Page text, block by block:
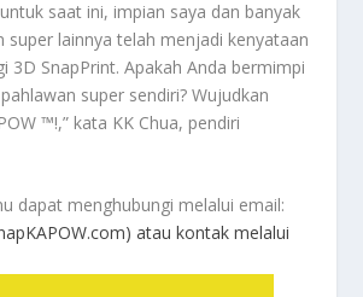
saat ini, impian saya dan banyak
super lainnya telah menjadi kenyataan
3D SnapPrint. Apakah Anda bermimpi
super sendiri? Wujudkan
™!,” kata KK Chua, pendiri
dapat menghubungi melalui email:
atau kontak melalui